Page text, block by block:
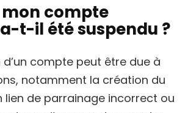
compte
t-il été suspendu ?
d’un compte peut être due à
notamment la création du
lien de parrainage incorrect ou